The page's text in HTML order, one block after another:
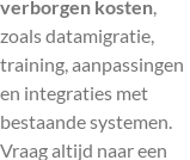
verborgen kosten
zoals datamigratie,
training, aanpassingen
en integraties met
bestaande systemen.
Vraag altijd naar een